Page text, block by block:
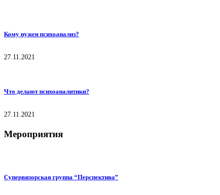
Кому нужен психоанализ?
27.11.2021
Что делают психоаналитики?
27.11.2021
Мероприятия
Супервизорская группа “Перспектива”